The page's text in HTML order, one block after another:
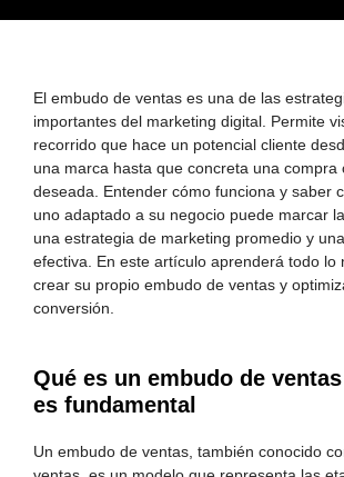
El embudo de ventas es una de las
importantes del marketing digital. Permite
recorrido que hace un potencial cliente
una marca hasta que concreta una compra
deseada. Entender cómo funciona y saber
uno adaptado a su negocio puede marcar
una estrategia de marketing promedio y
efectiva. En este artículo aprenderá todo lo
crear su propio embudo de ventas y
conversión.
Qué es un embudo de
es fundamental
Un embudo de ventas, también conocido